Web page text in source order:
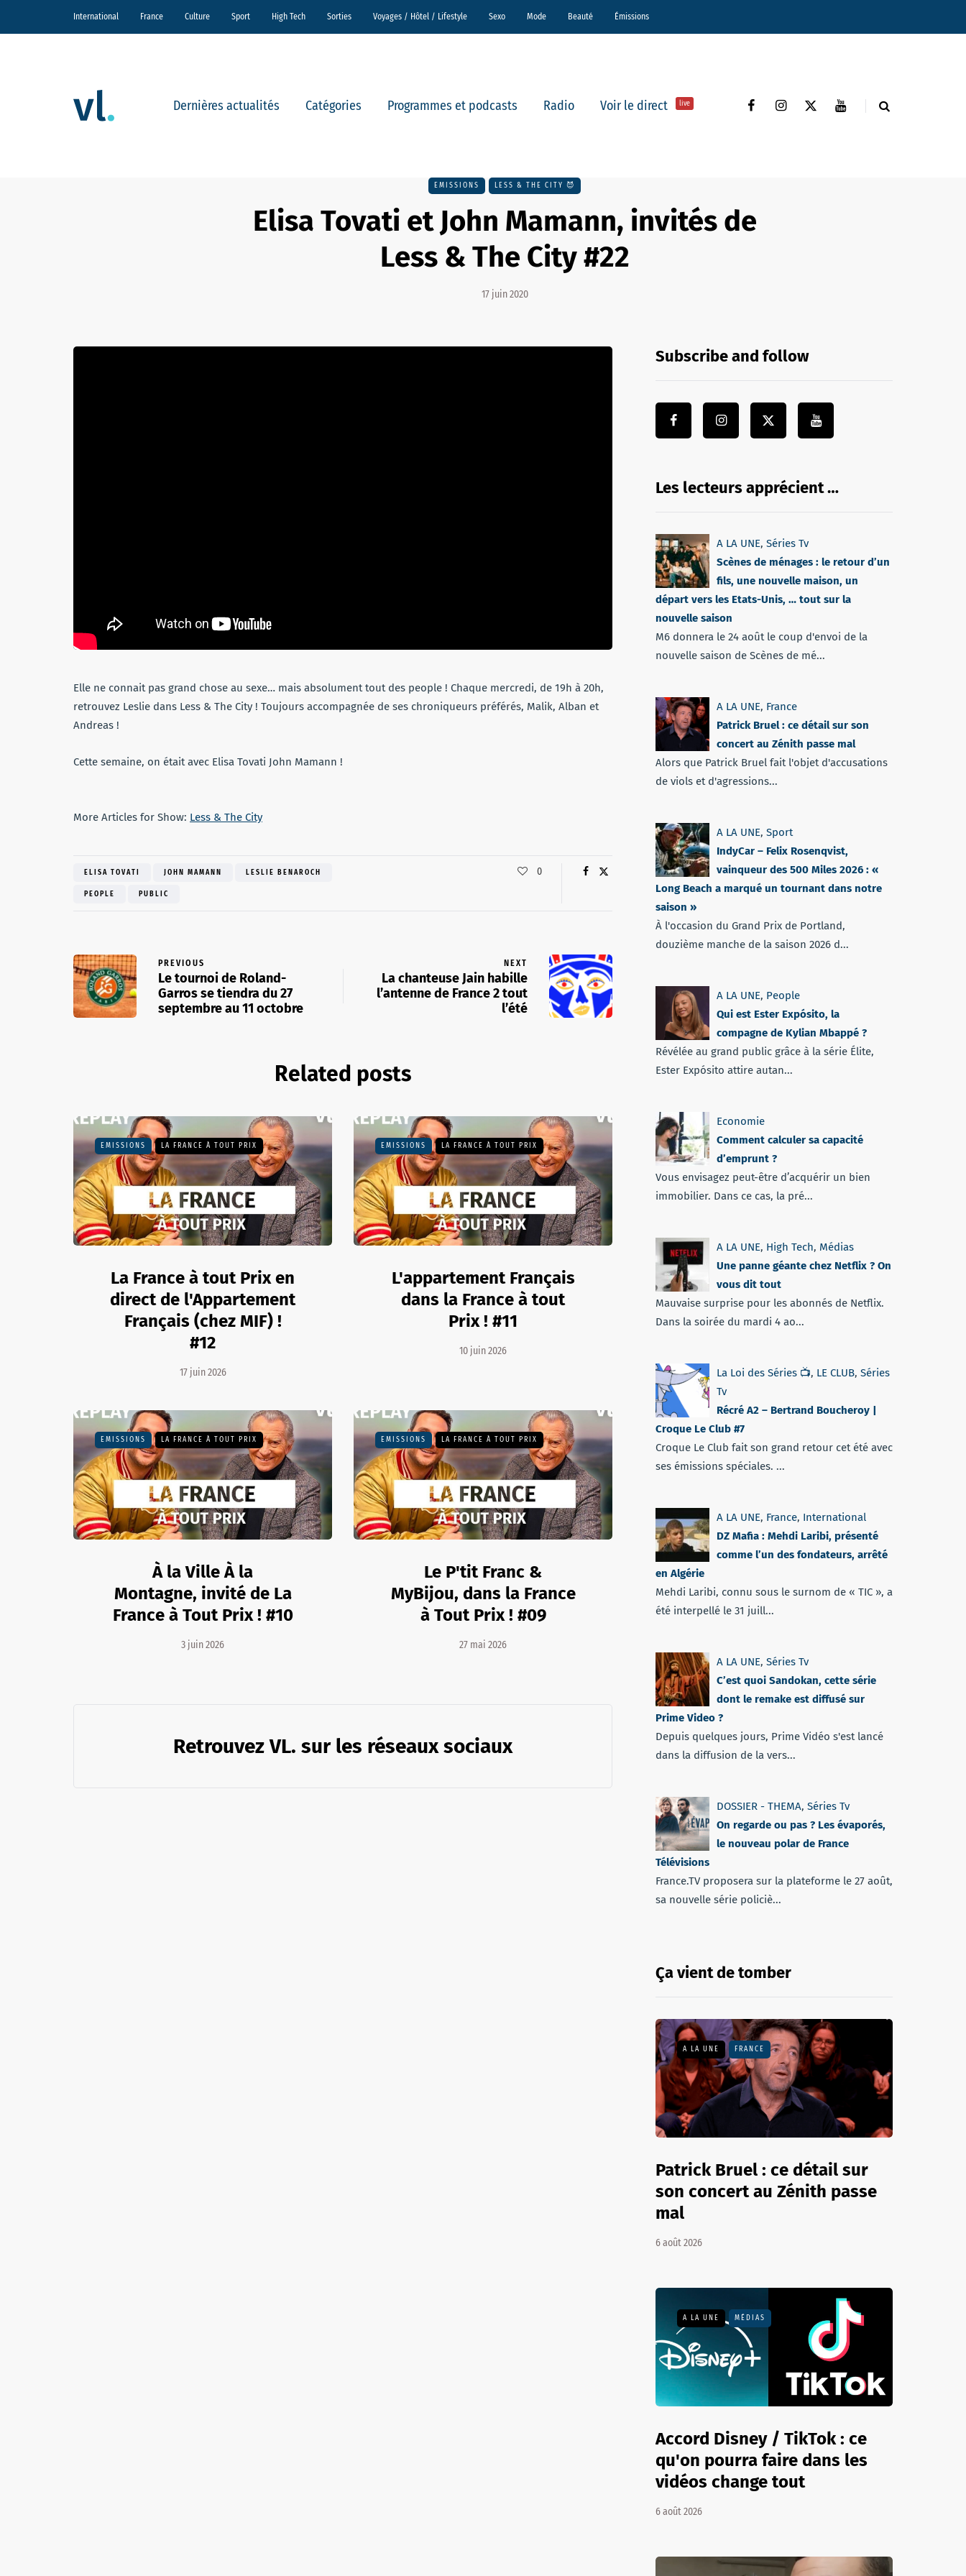
International France Culture Sport High Tech Sorties Voyages / Hôtel / Lifestyle Sexo Mode Beauté Émissions
Dernières actualités Catégories Programmes et podcasts Radio Voir le direct live
EMISSIONS LESS & THE CITY 😈
Elisa Tovati et John Mamann, invités de
Less & The City #22
17 juin 2020
Elle ne connait pas grand chose au sexe… mais absolument tout des people ! Chaque mercredi, de 19h à 20h,
retrouvez Leslie dans Less & The City ! Toujours accompagnée de ses chroniqueurs préférés, Malik, Alban et
Andreas !
Cette semaine, on était avec Elisa Tovati John Mamann !
More Articles for Show: Less & The City
ELISA TOVATI JOHN MAMANN LESLIE BENAROCH
PEOPLE PUBLIC
0
PREVIOUS
Le tournoi de Roland-
Garros se tiendra du 27
septembre au 11 octobre
NEXT
La chanteuse Jain habille
l’antenne de France 2 tout
l’été
Related posts
EMISSIONS LA FRANCE À TOUT PRIX
La France à tout Prix en
direct de l'Appartement
Français (chez MIF) !
#12
17 juin 2026
EMISSIONS LA FRANCE À TOUT PRIX
L'appartement Français
dans la France à tout
Prix ! #11
10 juin 2026
EMISSIONS LA FRANCE À TOUT PRIX
À la Ville À la
Montagne, invité de La
France à Tout Prix ! #10
3 juin 2026
EMISSIONS LA FRANCE À TOUT PRIX
Le P'tit Franc &
MyBijou, dans la France
à Tout Prix ! #09
27 mai 2026
Retrouvez VL. sur les réseaux sociaux
Subscribe and follow
Les lecteurs apprécient …
A LA UNE, Séries Tv
Scènes de ménages : le retour d’un
fils, une nouvelle maison, un
départ vers les Etats-Unis, … tout sur la
nouvelle saison
M6 donnera le 24 août le coup d'envoi de la
nouvelle saison de Scènes de mé...
A LA UNE, France
Patrick Bruel : ce détail sur son
concert au Zénith passe mal
Alors que Patrick Bruel fait l'objet d'accusations
de viols et d'agressions...
A LA UNE, Sport
IndyCar – Felix Rosenqvist,
vainqueur des 500 Miles 2026 : «
Long Beach a marqué un tournant dans notre
saison »
À l'occasion du Grand Prix de Portland,
douzième manche de la saison 2026 d...
A LA UNE, People
Qui est Ester Expósito, la
compagne de Kylian Mbappé ?
Révélée au grand public grâce à la série Élite,
Ester Expósito attire autan...
Economie
Comment calculer sa capacité
d’emprunt ?
Vous envisagez peut-être d’acquérir un bien
immobilier. Dans ce cas, la pré...
A LA UNE, High Tech, Médias
Une panne géante chez Netflix ? On
vous dit tout
Mauvaise surprise pour les abonnés de Netflix.
Dans la soirée du mardi 4 ao...
La Loi des Séries 📺, LE CLUB, Séries
Tv
Récré A2 – Bertrand Boucheroy |
Croque Le Club #7
Croque Le Club fait son grand retour cet été avec
ses émissions spéciales. ...
A LA UNE, France, International
DZ Mafia : Mehdi Laribi, présenté
comme l’un des fondateurs, arrêté
en Algérie
Mehdi Laribi, connu sous le surnom de « TIC », a
été interpellé le 31 juill...
A LA UNE, Séries Tv
C’est quoi Sandokan, cette série
dont le remake est diffusé sur
Prime Video ?
Depuis quelques jours, Prime Vidéo s'est lancé
dans la diffusion de la vers...
DOSSIER - THEMA, Séries Tv
On regarde ou pas ? Les évaporés,
le nouveau polar de France
Télévisions
France.TV proposera sur la plateforme le 27 août,
sa nouvelle série policiè...
Ça vient de tomber
A LA UNE FRANCE
Patrick Bruel : ce détail sur
son concert au Zénith passe
mal
6 août 2026
A LA UNE MÉDIAS
Accord Disney / TikTok : ce
qu'on pourra faire dans les
vidéos change tout
6 août 2026